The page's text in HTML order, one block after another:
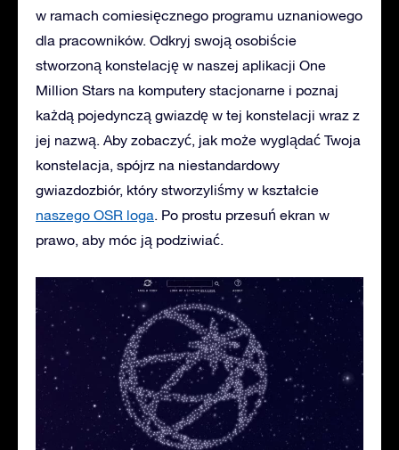
w ramach comiesięcznego programu uznaniowego
dla pracowników. Odkryj swoją osobiście
stworzoną konstelację w naszej aplikacji One
Million Stars na komputery stacjonarne i poznaj
każdą pojedynczą gwiazdę w tej konstelacji wraz z
jej nazwą. Aby zobaczyć, jak może wyglądać Twoja
konstelacja, spójrz na niestandardowy
gwiazdozbiór, który stworzyliśmy w kształcie
naszego OSR loga. Po prostu przesuń ekran w
prawo, aby móc ją podziwiać.